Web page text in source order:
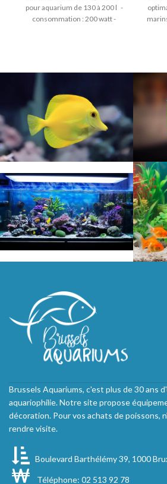
pour aquarium de 130 à 200 l -
consommation : 200 watt -
Brussels Aquariums, c'est plus de 30 ans
aquariophilie. Notre site propose
décoration. Pour vos achats de poissons,
rendre visite.
Boulevard Barthélémy 39, 1000
Téléphone: 02 513 92 78